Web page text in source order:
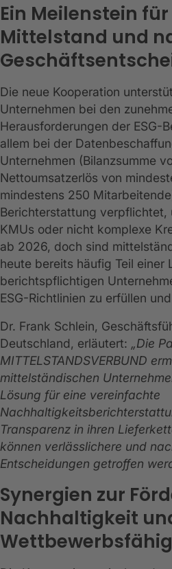
Ein Meilenstein
Mittelstand und
Die neue Kooperation
Unternehmen bei den
Herausforderungen der ESG-
allem bei der
Unternehmen (Bilanzsumme
Nettoumsatzerlös von
mindestens 250
Berichterstattung verpflichtet,
KMUs oder nicht komplexe
ab 2026, doch sind
heute bereits häufig Teil einer
berichtspflichtigen
ESG-Richtlinien zu erfüllen
Dr. Frank Schlein,
Deutschland, erläutert: „Die
MITTELSTANDSVERBUND
mittelständischen
Lösung für eine vereinfachte
Transparenz in ihren
können verlässlichere und
Entscheidungen getroffen
Synergien zur
Nachhaltigkeit